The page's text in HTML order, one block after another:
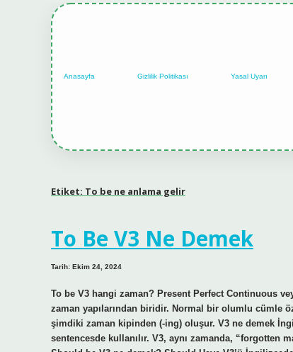
Anasayfa Gizlilik Politikası Yasal Uyarı
Etiket: To be ne anlama gelir
To Be V3 Ne Demek
Tarih: Ekim 24, 2024
To be V3 hangi zaman? Present Perfect Continuous
zaman yapılarından biridir. Normal bir olumlu cümle
şimdiki zaman kipinden (-ing) oluşur. V3 ne demek
sentencesde kullanılır. V3, aynı zamanda,